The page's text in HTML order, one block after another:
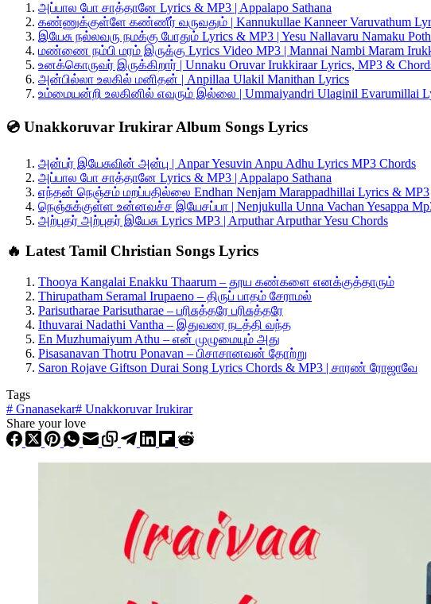
அப்பால போ சாத்தானே Lyrics & MP3 | Appalapo Sathana
கண்ணுக்குள்ளே கண்ணீர் வருவதும் | Kannukullae Kanneer Varuvathum
இயேசு நல்லவரு நமக்கு போதும் Lyrics & MP3 | Yesu Nallavaru Namaku
மண்ணை நம்பி மரம் இருக்கு Lyrics Video MP3 | Mannai Nambi Maram
உனக்கொருவர் இருக்கிறார் | Unnaku Oruvar Irukkiraar Lyrics, MP3 &
அன்பில்லா உலகில் மனிதன் | Anpillaa Ulakil Manithan Lyrics
உம்மையன்றி உலகினில் எவரும் இல்லை | Ummaiyandri Ulaginil Evarumillai
💿 Unakkoruvar Irukirar Album Songs Lyrics
அன்பர் இயேசுவின் அன்பு | Anpar Yesuvin Anpu Adhu Lyrics MP3 Chords
அப்பால போ சாத்தானே Lyrics & MP3 | Appalapo Sathana
எந்தன் நெஞ்சம் மறப்பதில்லை Endhan Nenjam Marappadhillai Lyrics & MP3
நெஞ்சுக்குள்ள உன்னவச்ச இயேசப்பா | Nenjukulla Unna Vachan Yesappa
அற்புதர் அற்புதர் இயேசு Lyrics MP3 | Arputhar Arputhar Yesu Chords
🔥 Latest Tamil Christian Songs Lyrics
Thooya Kangalai Enakku Thaarum – தூய கண்களை எனக்குத்தாரும்
Thirupatham Seramal Irupaeno – திருப் பாதம் சேராமல்
Parisutharae Parisutharae – பரிசுத்தரே பரிசுத்தரே
Ithuvarai Nadathi Vantha – இதுவரை நடத்தி வந்த
En Muzhumaiyum Athu – என் முழுமையும் அது
Pisasanavan Thotru Ponavan – பிசாசானவன் தோற்று
Saron Rojave Giftson Durai Song Lyrics Chords & MP3 | சாரண் ரோஜாவே
Tags
# Gnanasekar# Unakkoruvar Irukirar
Share your love